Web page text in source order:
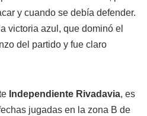
y cuando se debía defender.
victoria azul, que dominó el
del partido y fue claro
Independiente Rivadavia, es
jugadas en la zona B de